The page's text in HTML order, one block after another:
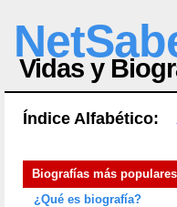
Vidas y
Índice Alfabético:
Biografías más
¿Qué es biografía?